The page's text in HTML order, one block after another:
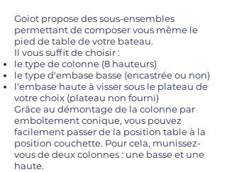
Goiot propose des sous-ensembles
permettant de composer vous même le
pied de table de votre bateau.
Il vous suffit de choisir :
le type de colonne (8 hauteurs)
le type d'embase basse (encastrée ou non)
l'embase haute à visser sous le plateau de
votre choix (plateau non fourni)
Grâce au démontage de la colonne par
emboîtement conique, vous pouvez
facilement passer de la position table à la
position couchette. Pour cela, munissez-
vous de deux colonnes : une basse et une
haute.